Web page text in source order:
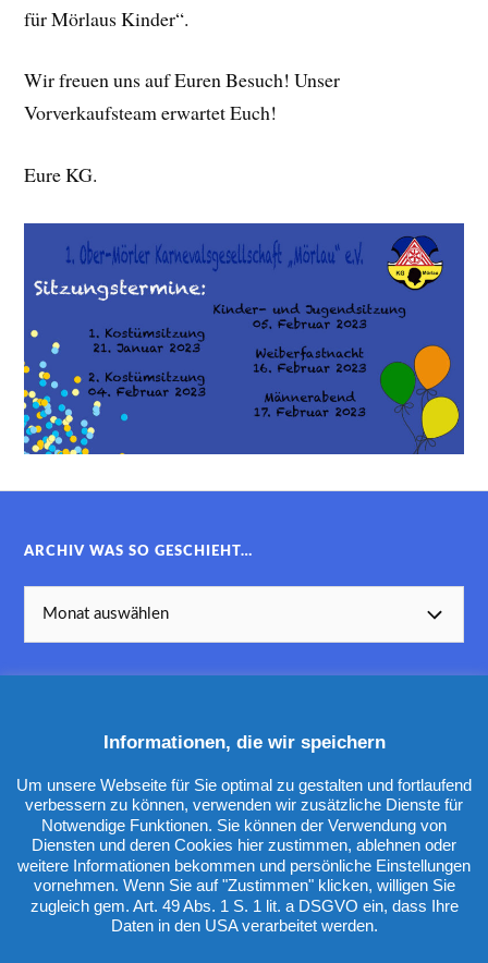
für Mörlaus Kinder“.
Wir freuen uns auf Euren Besuch! Unser
Vorverkaufsteam erwartet Euch!
Eure KG.
ARCHIV WAS SO GESCHIEHT…
KATEGORIENInformationen, die wir speichern
Um unsere Webseite für Sie optimal zu gestalten und fortlaufend
verbessern zu können, verwenden wir zusätzliche Dienste für
Notwendige Funktionen. Sie können der Verwendung von
Diensten und deren Cookies hier zustimmen, ablehnen oder
weitere Informationen bekommen und persönliche Einstellungen
vornehmen. Wenn Sie auf "Zustimmen" klicken, willigen Sie
zugleich gem. Art. 49 Abs. 1 S. 1 lit. a DSGVO ein, dass Ihre
Daten in den USA verarbeitet werden.